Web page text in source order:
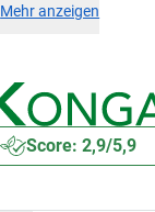
Mehr anzeigen
Score: 2,9/5,9